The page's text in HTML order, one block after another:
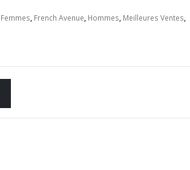
Femmes, French Avenue, Hommes, Meilleures Ventes,